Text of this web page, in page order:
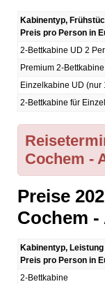
Kabinentyp,
Preis pro Person in
2-Bettkabine UD 2
Premium 2-
Einzelkabine UD (nur
2-Bettkabine für
Cochem -
Preise
Cochem
Kabinentyp,
Preis pro Person in
2-Bettkabine